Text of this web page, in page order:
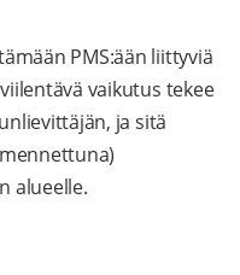
PMS:ään liittyviä
vaikutus tekee
ja sitä
alueelle.